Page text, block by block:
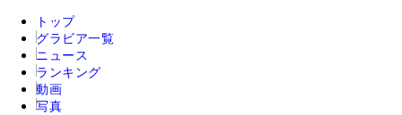
トップ
グラビア一覧
ニュース
ランキング
動画
写真